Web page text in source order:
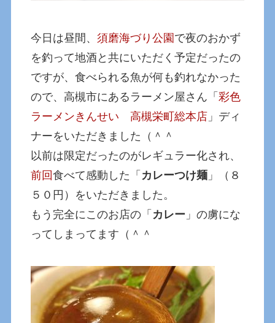
今日は昼間、須磨海づり公園 で夜のおかず
を釣って地酒と共にいただく予定だったの
ですが、食べられる魚が何も釣れなかった
ので、高槻市にあるラーメン屋さん「彩色
ラーメンきんせい 高槻栄町総本店 」ディ
ナーをいただきました（＾＾
以前は限定だったのがレギュラー化され、
前回食べて感動した「 カレーつけ麺 」（８
５０円）をいただきました。
もう完全にこのお店の「 カレー 」の虜にな
ってしまってます（＾＾